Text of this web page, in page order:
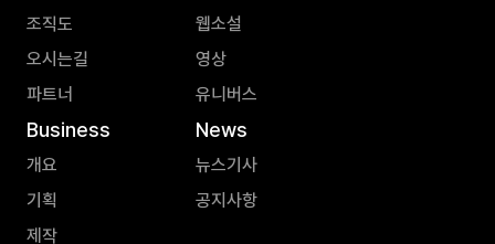
조직도
오시는길
파트너
웹소설
영상
유니버스
Business
개요
기획
제작
News
뉴스기사
공지사항